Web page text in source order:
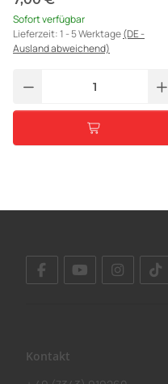
Sofort verfügbar
Lieferzeit:1 - 5 Werktage(DE -
Ausland abweichend)
Kontakt